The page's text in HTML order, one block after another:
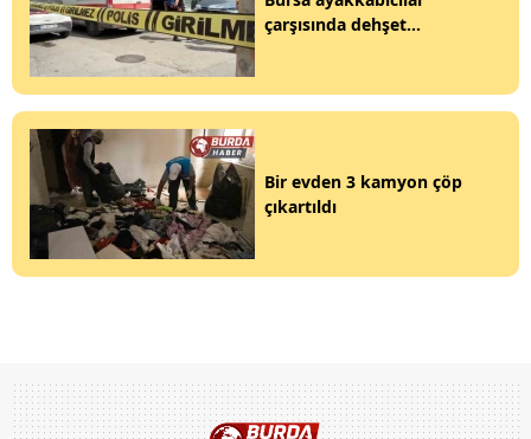
çarşısında dehşet...
Bir evden 3 kamyon çöp
çıkartıldı